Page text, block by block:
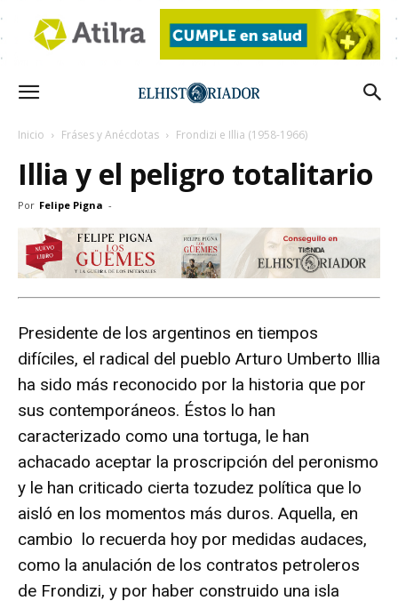
Inicio Fráses y Anécdotas Frondizi e Illia (1958-1966)
Illia y el peligro totalitario
Por Felipe Pigna -
Presidente de los argentinos en tiempos
difíciles, el radical del pueblo Arturo Umberto Illia
ha sido más reconocido por la historia que por
sus contemporáneos. Éstos lo han
caracterizado como una tortuga, le han
achacado aceptar la proscripción del peronismo
y le han criticado cierta tozudez política que lo
aisló en los momentos más duros. Aquella, en
cambio lo recuerda hoy por medidas audaces,
como la anulación de los contratos petroleros
de Frondizi, y por haber construido una isla